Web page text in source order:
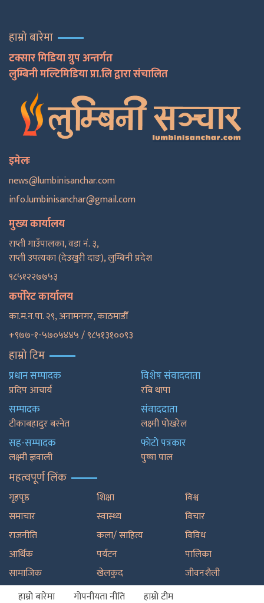
हाम्रो बारेमा
टक्सार मिडिया ग्रुप अन्तर्गत
लुम्बिनी मल्टिमिडिया प्रा.लि द्वारा संचालित
इमेलः
news@lumbinisanchar.com
info.lumbinisanchar@gmail.com
मुख्य कार्यालय
राप्ती गाउँपालका, वडा नं. ३,
राप्ती उपत्यका (देउखुरी दाङ), लुम्बिनी प्रदेश
९८५१२२७७५३
कर्पोरेट कार्यालय
का.म.न.पा. २९, अनामनगर, काठमाडाैँ
+९७७-१-५७०५४४५ / ९८५१३१००९३
हाम्रो टिम
प्रधान सम्पादक
प्रदिप आचार्य
सम्पादक
टीकाबहादुर बस्नेत
सह-सम्पादक
लक्ष्मी ज्ञवाली
विशेष संवाददाता
रबि थापा
संवाददाता
लक्ष्मी पोखरेल
फाेटाे पत्रकार
पुष्षा पाल
महत्वपूर्ण लिंक
गृहपृष्ठ
समाचार
राजनीति
आर्थिक
सामाजिक
शिक्षा
स्वास्थ्य
कला/ साहित्य
पर्यटन
खेलकुद
विश्व
विचार
विविध
पालिका
जीवनशैली
हाम्रो बारेमा
गोपनीयता नीति हाम्रो टीम